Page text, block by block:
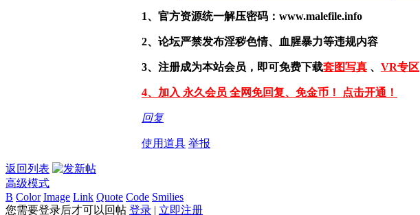
1、官方资源统一解压密码：www.malefile.info
2、论坛严禁发布淫秽色情、血腥暴力等违规内容
3、注册成为本站会员，即可免费下载套图写真 、 VR专区
4、加入 永久会员 全网免回复、免金币！ 点击开通！
回复
使用道具 举报
返回列表
高级模式
B Color Image Link Quote Code Smilies
您需要登录后才可以回帖 登录 | 立即注册